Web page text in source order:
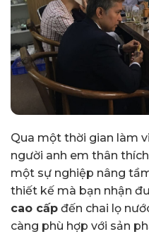
Qua một thời gian làm
người anh em thân
một sự nghiệp nâng
thiết kế mà bạn nhận
cao cấp đến chai lọ
càng phù hợp với sản